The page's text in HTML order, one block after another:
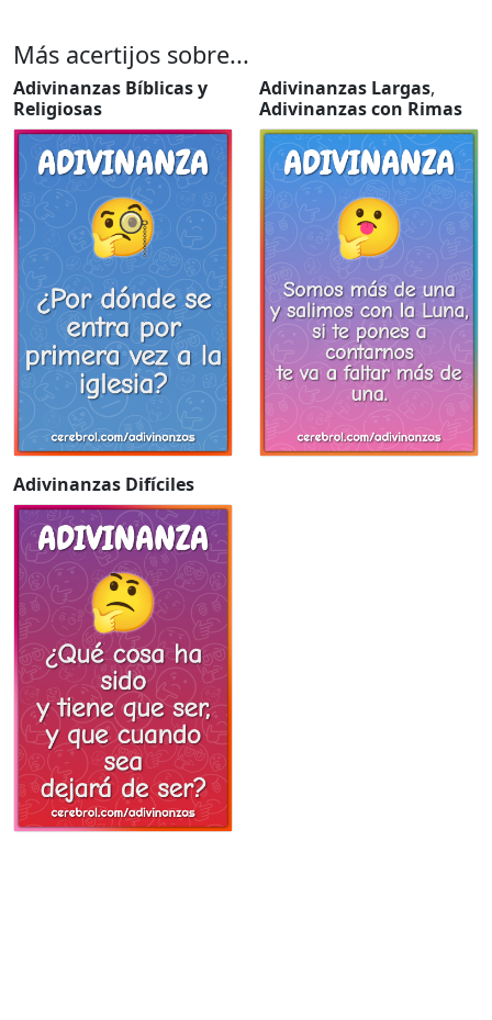
Más acertijos sobre...
Adivinanzas Bíblicas y
Religiosas
Adivinanzas Largas,
Adivinanzas con Rimas
Adivinanzas Difíciles